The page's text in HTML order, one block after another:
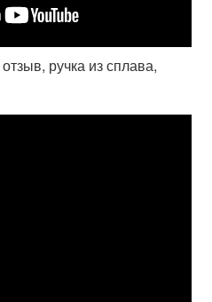
ручка из сплава,